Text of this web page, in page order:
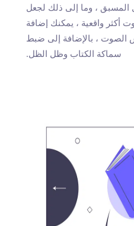
المسبق ، وما إلى ذلك لجعل
أكثر واقعية ، يمكنك إضافة
الصوت ، بالإضافة إلى ضبط
سماكة الكتاب وظل الظل.